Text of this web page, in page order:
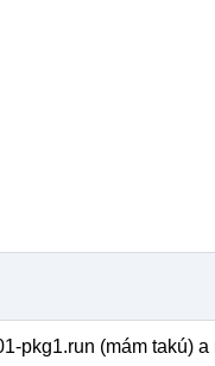
pkg1.run (mám takú)